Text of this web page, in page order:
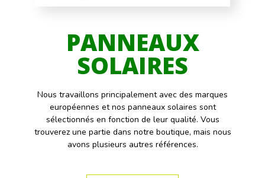
PANNEAUX
SOLAIRES
Nous travaillons principalement avec des marques
européennes et nos panneaux solaires sont
sélectionnés en fonction de leur qualité. Vous
trouverez une partie dans notre boutique, mais nous
avons plusieurs autres références.